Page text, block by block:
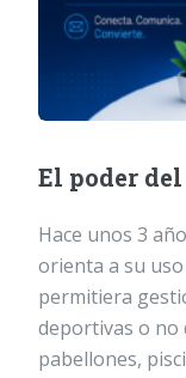
El poder
Hace unos 3
orienta a su
permitiera
deportivas o no
pabellones,